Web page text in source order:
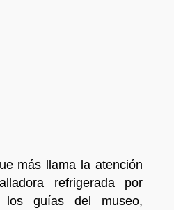
más llama la atención
refrigerada por
los guías del museo,